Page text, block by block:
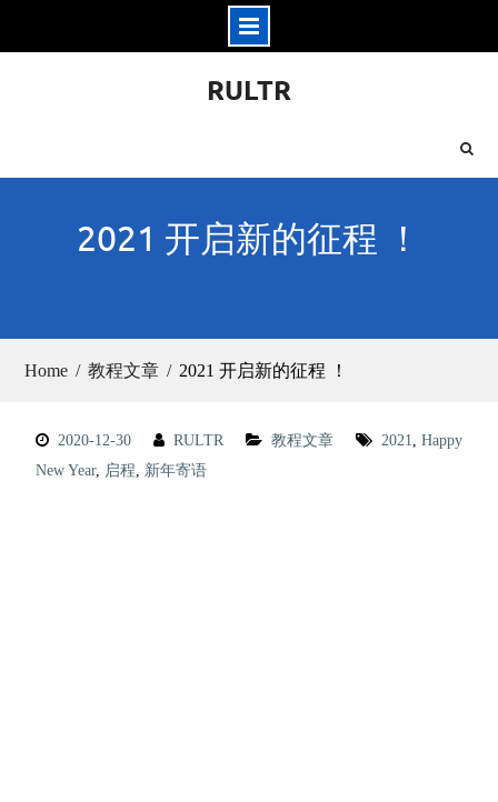
RULTR
2021 开启新的征程 ！
Home 教程文章 2021 开启新的征程 ！
2020-12-30 RULTR 教程文章 2021, Happy
New Year, 启程, 新年寄语